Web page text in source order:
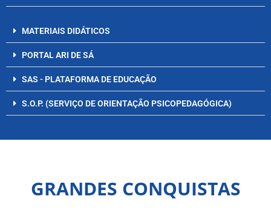
MATERIAIS DIDÁTICOS
PORTAL ARI DE SÁ
SAS - PLATAFORMA DE EDUCAÇÃO
S.O.P. (SERVIÇO DE ORIENTAÇÃO PSICOPEDAGÓGICA)
GRANDES CONQUISTAS